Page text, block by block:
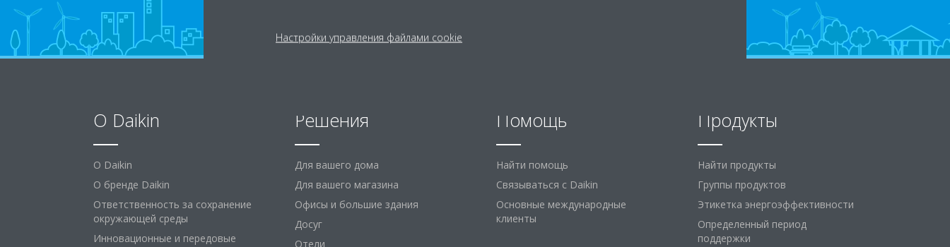
O Daikin
O Daikin
О бренде Daikin
Ответственность за сохранение
окружающей среды
Инновационные и передовые
Решения
Для вашего дома
Для вашего магазина
Офисы и большие здания
Досуг
Отели
Помощь
Найти помощь
Связываться с Daikin
Основные международные
клиенты
Продукты
Найти продукты
Группы продуктов
Этикетка энергоэффективности
Определенный период
поддержки
Настройки управления файлами cookie